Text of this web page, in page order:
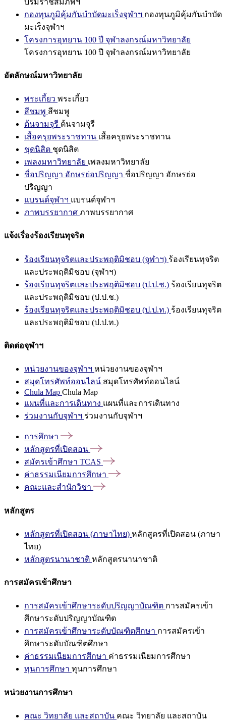
กองทุนภูมิคุ้มกันบำบัดมะเร็งจุฬาฯ กองทุนภูมิคุ้มกันบำบัด
มะเร็งจุฬาฯ
โครงการอุทยาน 100 ปี จุฬาลงกรณ์มหาวิทยาลัย
โครงการอุทยาน 100 ปี จุฬาลงกรณ์มหาวิทยาลัย
อัตลักษณ์มหาวิทยาลัย
พระเกี้ยว พระเกี้ยว
สีชมพู สีชมพู
ต้นจามจุรี ต้นจามจุรี
เสื้อครุยพระราชทาน เสื้อครุยพระราชทาน
ชุดนิสิต ชุดนิสิต
เพลงมหาวิทยาลัย เพลงมหาวิทยาลัย
ชื่อปริญญา อักษรย่อปริญญา ชื่อปริญญา อักษรย่อ
ปริญญา
แบรนด์จุฬาฯ แบรนด์จุฬาฯ
ภาพบรรยากาศ ภาพบรรยากาศ
แจ้งเรื่องร้องเรียนทุจริต
ร้องเรียนทุจริตและประพฤติมิชอบ (จุฬาฯ) ร้องเรียนทุจริต
และประพฤติมิชอบ (จุฬาฯ)
ร้องเรียนทุจริตและประพฤติมิชอบ (ป.ป.ช.) ร้องเรียนทุจริต
และประพฤติมิชอบ (ป.ป.ช.)
ร้องเรียนทุจริตและประพฤติมิชอบ (ป.ป.ท.) ร้องเรียนทุจริต
และประพฤติมิชอบ (ป.ป.ท.)
ติดต่อจุฬาฯ
หน่วยงานของจุฬาฯ หน่วยงานของจุฬาฯ
สมุดโทรศัพท์ออนไลน์ สมุดโทรศัพท์ออนไลน์
Chula Map Chula Map
แผนที่และการเดินทาง แผนที่และการเดินทาง
ร่วมงานกับจุฬาฯ ร่วมงานกับจุฬาฯ
การศึกษา
หลักสูตรที่เปิดสอน
สมัครเข้าศึกษา TCAS
ค่าธรรมเนียมการศึกษา
คณะและสำนักวิชา
หลักสูตร
หลักสูตรที่เปิดสอน (ภาษาไทย) หลักสูตรที่เปิดสอน (ภาษา
ไทย)
หลักสูตรนานาชาติ หลักสูตรนานาชาติ
การสมัครเข้าศึกษา
การสมัครเข้าศึกษาระดับปริญญาบัณฑิต การสมัครเข้า
ศึกษาระดับปริญญาบัณฑิต
การสมัครเข้าศึกษาระดับบัณฑิตศึกษา การสมัครเข้า
ศึกษาระดับบัณฑิตศึกษา
ค่าธรรมเนียมการศึกษา ค่าธรรมเนียมการศึกษา
ทุนการศึกษา ทุนการศึกษา
หน่วยงานการศึกษา
คณะ วิทยาลัย และสถาบัน คณะ วิทยาลัย และสถาบัน